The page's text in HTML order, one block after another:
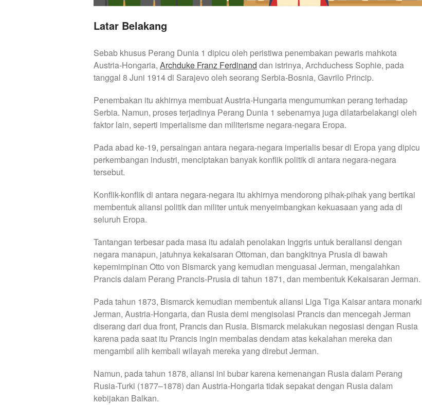
Latar Belakang
Sebab khusus Perang Dunia 1 dipicu oleh peristiwa penembakan pewaris mahkota
Austria-Hongaria, Archduke Franz Ferdinand dan istrinya, Archduchess Sophie, pada
tanggal 8 Juni 1914 di Sarajevo oleh seorang Serbia-Bosnia, Gavrilo Princip.
Penembakan itu akhirnya membuat Austria-Hungaria mengumumkan perang terhadap
Serbia. Namun, proses terjadinya Perang Dunia 1 sebenarnya juga dilatarbelakangi oleh
faktor lain, seperti imperialisme dan militerisme negara-negara Eropa.
Pada abad ke-19, persaingan antara negara-negara imperialis besar di Eropa yang dipicu
perkembangan industri, menciptakan banyak konflik politik di antara negara-negara
tersebut.
Konflik-konflik di antara negara-negara itu akhirnya mendorong pihak-pihak yang bertikai
membentuk aliansi politik dan militer untuk menyeimbangkan kekuasaan yang ada di
seluruh Eropa.
Tantangan terbesar pada masa itu adalah penolakan Inggris untuk beraliansi dengan
negara manapun, jatuhnya kekaisaran Ottoman, dan bangkitnya Prusia di bawah
kepemimpinan Otto von Bismarck yang kemudian menguasai Jerman, mengalahkan
Prancis dalam Perang Prancis-Prusia di tahun 1871, dan membentuk Kekaisaran Jerman.
Pada tahun 1873, Bismarck kemudian membentuk aliansi Liga Tiga Kaisar antara monarki
Jerman, Austria-Hongaria, dan Rusia demi mengisolasi Prancis dan mencegah Jerman
diserang dari dua front, Prancis dan Rusia. Bismarck melakukan negosiasi dengan Rusia
karena pada saat itu Prancis ingin membalas dendam atas kekalahan mereka dan
mengambil alih kembali wilayah mereka yang direbut Jerman.
Namun, pada tahun 1878, aliansi ini bubar karena kemenangan Rusia dalam Perang
Rusia-Turki (1877–1878) dan Austria-Hongaria tidak sepakat dengan Rusia dalam
kebijakan Balkan.